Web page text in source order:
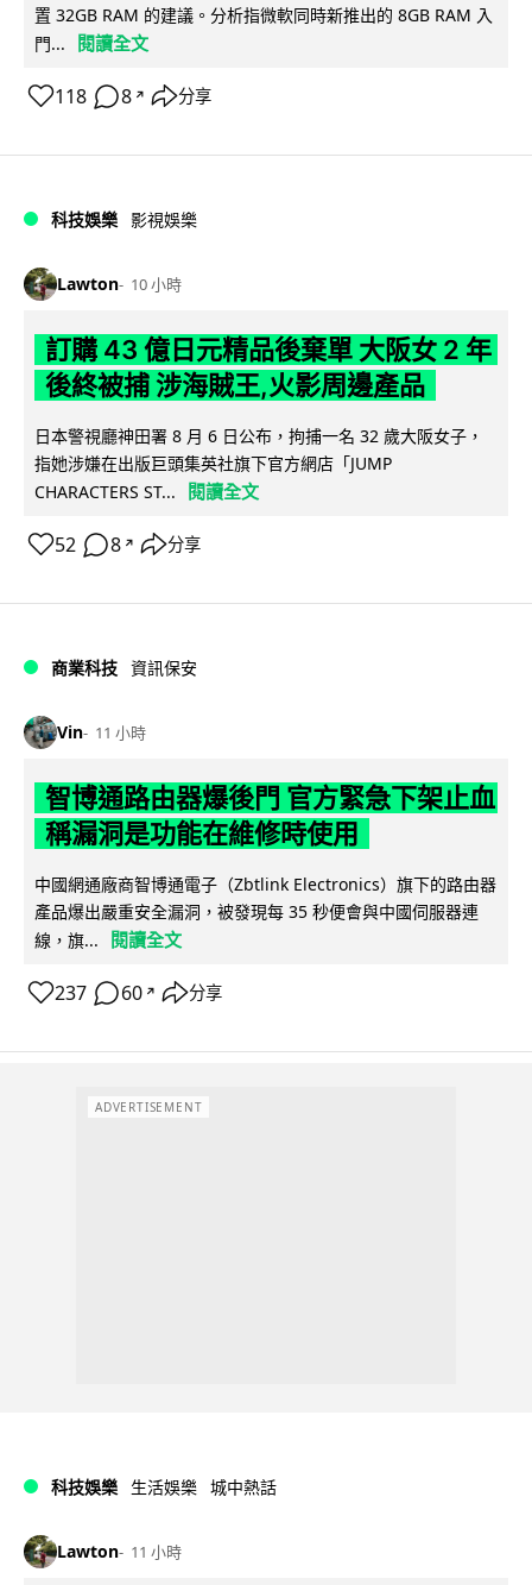
置 32GB RAM 的建議。分析指微軟同時新推出的 8GB RAM 入
門...
閱讀全文
118 8 ↗ 分享
科技娛樂 影視娛樂
Lawton 10 小時
訂購 43 億日元精品後棄單 大阪女 2 年
後終被捕 涉海賊王,火影周邊產品
日本警視廳神田署 8 月 6 日公布，拘捕一名 32 歲大阪女子，
指她涉嫌在出版巨頭集英社旗下官方網店「JUMP
CHARACTERS ST...
閱讀全文
52 8 ↗ 分享
商業科技 資訊保安
Vin 11 小時
智博通路由器爆後門 官方緊急下架止血
稱漏洞是功能在維修時使用
中國網通廠商智博通電子（Zbtlink Electronics）旗下的路由器
產品爆出嚴重安全漏洞，被發現每 35 秒便會與中國伺服器連
線，旗...
閱讀全文
237 60 ↗ 分享
ADVERTISEMENT
科技娛樂 生活娛樂 城中熱話
Lawton 11 小時